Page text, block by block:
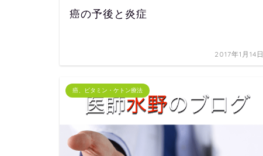
癌の予後と炎症
2017年1月14日
癌、ビタミン・ケトン療法